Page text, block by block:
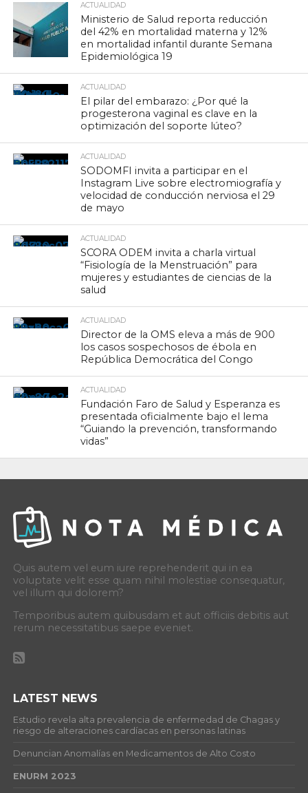
ACTUALIDAD
Ministerio de Salud reporta reducción
del 42% en mortalidad materna y 12%
en mortalidad infantil durante Semana
Epidemiológica 19
ACTUALIDAD
El pilar del embarazo: ¿Por qué la
progesterona vaginal es clave en la
optimización del soporte lúteo?
ACTUALIDAD
SODOMFI invita a participar en el
Instagram Live sobre electromiografía y
velocidad de conducción nerviosa el 29
de mayo
ACTUALIDAD
SCORA ODEM invita a charla virtual
“Fisiología de la Menstruación” para
mujeres y estudiantes de ciencias de la
salud
ACTUALIDAD
Director de la OMS eleva a más de 900
los casos sospechosos de ébola en
República Democrática del Congo
ACTUALIDAD
Fundación Faro de Salud y Esperanza es
presentada oficialmente bajo el lema
“Guiando la prevención, transformando
vidas”
Quis autem vel eum iure reprehenderit qui in ea
voluptate velit esse quam nihil molestiae consequatur,
vel illum qui dolorem?
Temporibus autem quibusdam et aut officiis debitis aut
rerum necessitatibus saepe eveniet.
LATEST NEWS
Estudio revela alta prevalencia de enfermedad de Chagas y
riesgo de alteraciones cardíacas en personas latinas
Denuncian Anomalías en Medicamentos de Alto Costo
ENURM 2023